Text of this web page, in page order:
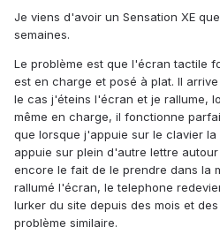
Je viens d'avoir un Sensation XE
semaines.
Le problème est que l'écran tactile
est en charge et posé à plat. Il
le cas j'éteins l'écran et je rallume,
même en charge, il fonctionne
que lorsque j'appuie sur le clavier la
appuie sur plein d'autre lettre autour
encore le fait de le prendre dans la
rallumé l'écran, le telephone
lurker du site depuis des mois et
problème similaire.